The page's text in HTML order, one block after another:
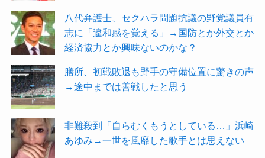
八代弁護士、セクハラ問題抗議の野党議員有
志に「違和感を覚える」→国防とか外交とか
経済協力とか興味ないのかな？
膳所、初戦敗退も野手の守備位置に驚きの声
→途中までは善戦したと思う
非難殺到「自らむくもうとしている…」浜崎
あゆみ→一世を風靡した歌手とは思えない